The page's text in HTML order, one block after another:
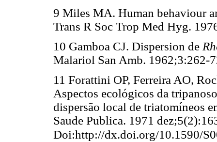
9 Miles MA. Human behaviour
Trans R Soc Trop Med Hyg.
10 Gamboa CJ. Dispersion de
Malariol San Amb. 1962;3:262-
11 Forattini OP, Ferreira AO,
Aspectos ecológicos da
dispersão local de triatomíneos
Saude Publica. 1971
Doi:http://dx.doi.org/10.1590/